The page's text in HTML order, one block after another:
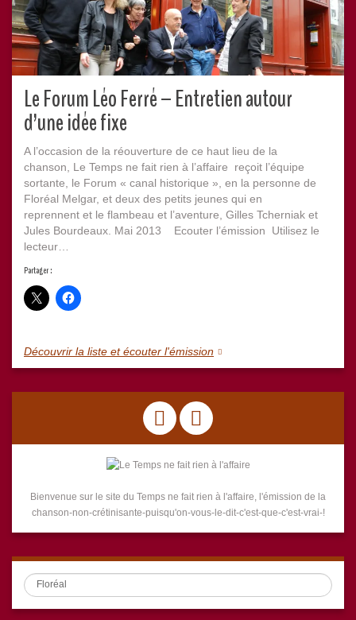
Le Forum Léo Ferré – Entretien autour
d’une idée fixe
A l’occasion de la réouverture de ce haut lieu de la
chanson, Le Temps ne fait rien à l’affaire reçoit l’équipe
sortante, le Forum « canal historique », en la personne de
Floréal Melgar, et deux des petits jeunes qui en
reprennent et le flambeau et l’aventure, Gilles Tcherniak et
Jules Bourdeaux. Mai 2013 Ecouter l’émission Utilisez le
lecteur…
Partager :
Découvrir la liste et écouter l'émission
Bienvenue sur le site du Temps ne fait rien à l'affaire, l'émission de la
chanson-non-crétinisante-puisqu'on-vous-le-dit-c'est-que-c'est-vrai-!
Search